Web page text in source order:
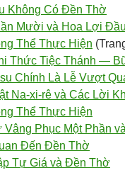
Không Có Đền Thờ
Mười và Hoa Lợi
Thể Thực Hiện
Thức Tiệc Thánh —
Chính Là Lễ Vượt
Na-xi-rê và Các Lời
Thể Thực Hiện
Vâng Phục Một Phần
Đến Đền Thờ
Tự Giá và Đền Thờ